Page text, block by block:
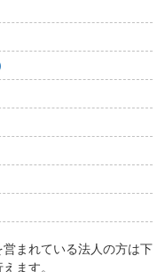
まれている法人の方は下
ます。